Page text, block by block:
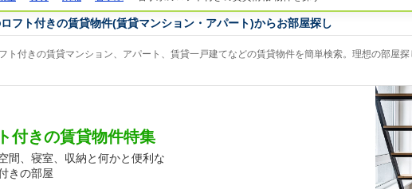
フト付きの賃貸物件(賃貸マンション・アパート)からお部屋探し
ト付きの賃貸マンション、アパート、賃貸一戸建てなどの賃貸物件を簡単検索。理想の部屋
付きの賃貸物件特集
間、寝室、収納と何かと便利な
きの部屋